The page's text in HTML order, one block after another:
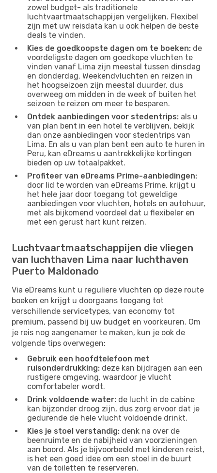
zowel budget- als traditionele
luchtvaartmaatschappijen vergelijken. Flexibel
zijn met uw reisdata kan u ook helpen de beste
deals te vinden.
Kies de goedkoopste dagen om te boeken: de
voordeligste dagen om goedkope vluchten te
vinden vanaf Lima zijn meestal tussen dinsdag
en donderdag. Weekendvluchten en reizen in
het hoogseizoen zijn meestal duurder, dus
overweeg om midden in de week of buiten het
seizoen te reizen om meer te besparen.
Ontdek aanbiedingen voor stedentrips: als u
van plan bent in een hotel te verblijven, bekijk
dan onze aanbiedingen voor stedentrips van
Lima. En als u van plan bent een auto te huren in
Peru, kan eDreams u aantrekkelijke kortingen
bieden op uw totaalpakket.
Profiteer van eDreams Prime-aanbiedingen:
door lid te worden van eDreams Prime, krijgt u
het hele jaar door toegang tot geweldige
aanbiedingen voor vluchten, hotels en autohuur,
met als bijkomend voordeel dat u flexibeler en
met een gerust hart kunt reizen.
Luchtvaartmaatschappijen die vliegen
van luchthaven Lima naar luchthaven
Puerto Maldonado
Via eDreams kunt u reguliere vluchten op deze route
boeken en krijgt u doorgaans toegang tot
verschillende servicetypes, van economy tot
premium, passend bij uw budget en voorkeuren. Om
je reis nog aangenamer te maken, kun je ook de
volgende tips overwegen:
Gebruik een hoofdtelefoon met
ruisonderdrukking: deze kan bijdragen aan een
rustigere omgeving, waardoor je vlucht
comfortabeler wordt.
Drink voldoende water: de lucht in de cabine
kan bijzonder droog zijn, dus zorg ervoor dat je
gedurende de hele vlucht voldoende drinkt.
Kies je stoel verstandig: denk na over de
beenruimte en de nabijheid van voorzieningen
aan boord. Als je bijvoorbeeld met kinderen reist,
is het een goed idee om een ​​stoel in de buurt
van de toiletten te reserveren.